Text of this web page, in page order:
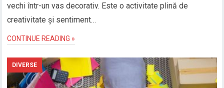
vechi într-un vas decorativ. Este o activitate plină de
creativitate și sentiment…
CONTINUE READING »
DIVERSE